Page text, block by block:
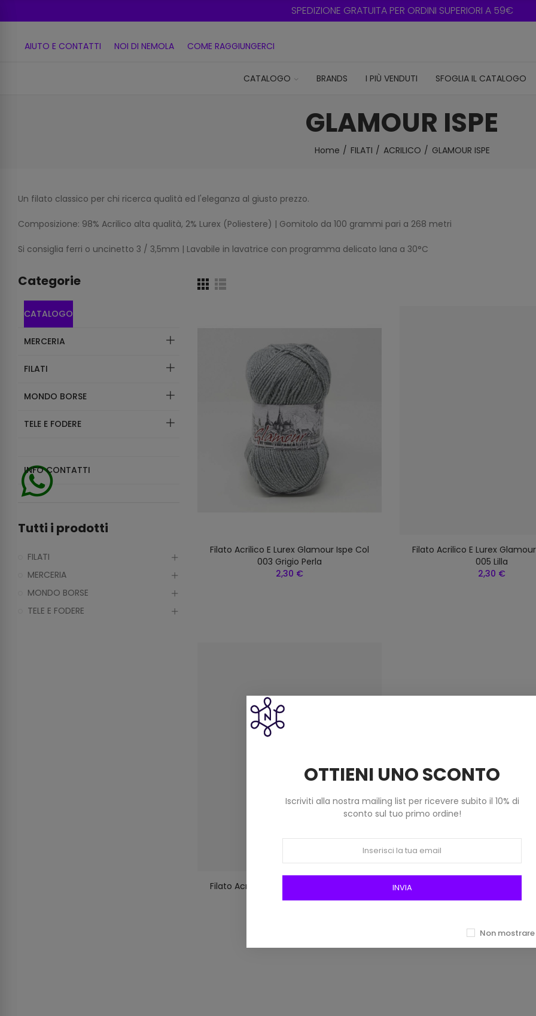
SPEDIZIONE GRATUITA PER ORDINI SUP
AIUTO E CONTATTI NOI DI NEMOLA COME RAGGIUNGERCI
CATALOGO BRANDS I PIÙ VENDUTI SFOGLIA IL CATALOGO
GLAMOUR ISPE
Home FILATI ACRILICO GLAMOUR ISPE
Un filato classico per chi ricerca qualità ed l'eleganza al giusto prezzo.
Composizione: 98% Acrilico alta qualità, 2% Lurex (Poliestere) | Gomitolo da 100 grammi pari a 268 metri
Si consiglia ferri o uncinetto 3 / 3,5mm | Lavabile in lavatrice con programma delicato lana a 30°C
Filato Acrilico E Lurex Glamour Ispe Col
003 Grigio Perla
2,30 €
Filato Acrilico E Lurex
005 Lilla
2,30 €
Filato Acrilico E Lurex Glamour Ispe Col
008 Blu Scuro
Categorie
CATALOGO
MERCERIA
FILATI
MONDO BORSE
TELE E FODERE
INFO CONTATTI
Tutti i prodotti
FILATI
MERCERIA
MONDO BORSE
TELE E FODERE
OTTIENI UNO SCONTO
Iscriviti alla nostra mailing list per ricevere subito il 10% di
sconto sul tuo primo ordine!
INVIA
Non